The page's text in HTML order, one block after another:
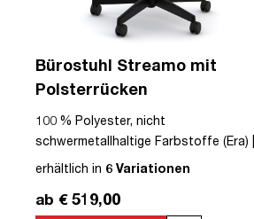
Bürostuhl Streamo mit
Polsterrücken
100 % Polyester, nicht
schwermetallhaltige Farbstoffe (Era) |
Textil | Schwarz | Schwarz | Drehstuhl |
Streamo | bis zu 120 kg | TÜV©
erhältlich in 6 Variationen
ab € 519,00